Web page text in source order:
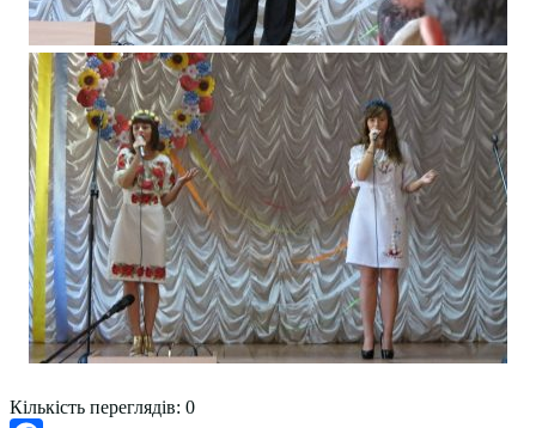
Кількість переглядів: 0